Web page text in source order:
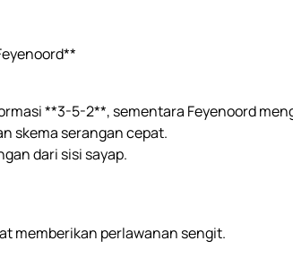
**3-5-2**, sementara Feyenoord
skema serangan cepat.
dari sisi sayap.
memberikan perlawanan sengit.